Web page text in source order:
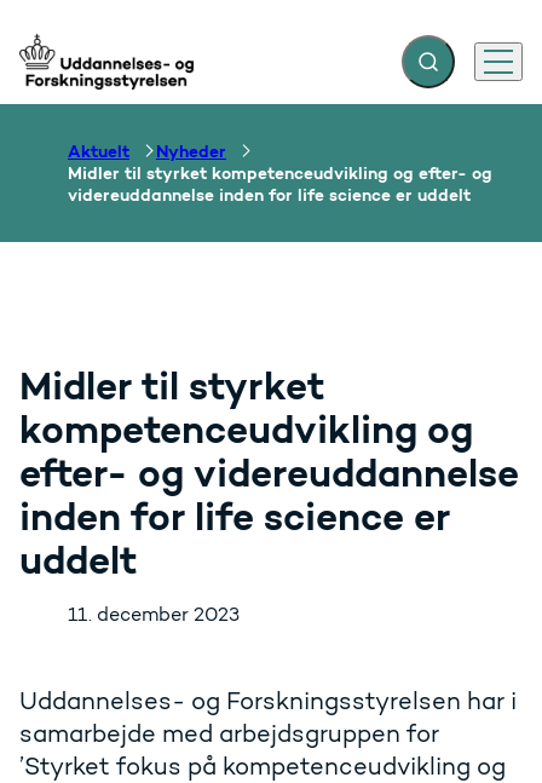
Gå til forsiden Fold søgefelt ud
Menu
Aktuelt
Nyheder
Midler til styrket kompetenceudvikling og efter- og
videreuddannelse inden for life science er uddelt
Midler til styrket
kompetenceudvikling og
efter- og videreuddannelse
inden for life science er
uddelt
11. december 2023
Uddannelses- og Forskningsstyrelsen har i
samarbejde med arbejdsgruppen for
’Styrket fokus på kompetenceudvikling og